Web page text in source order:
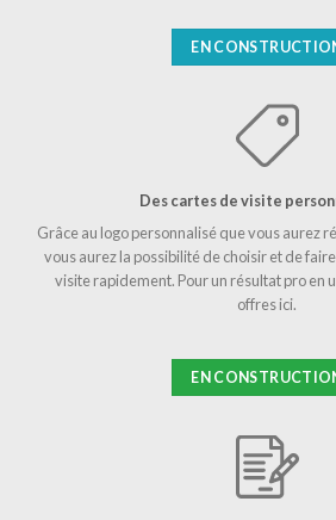
EN
Des cartes de visite
Grâce au logo personnalisé que vous aurez
vous aurez la possibilité de choisir et de
visite rapidement. Pour un résultat pro en
offres ici.
EN